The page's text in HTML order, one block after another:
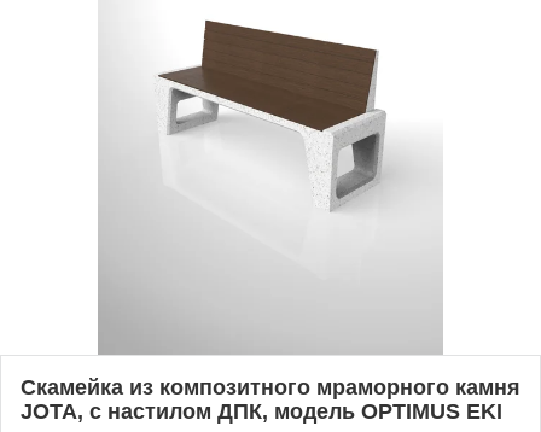
Скамейка из композитного мраморного камня
JOTA, c настилом ДПК, модель OPTIMUS EKI